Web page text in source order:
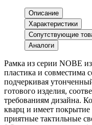
Описание
Характеристики
Сопутствующие
Аналоги
Рамка из серии NOBE
пластика и совместима
подчеркивая
готового изделия,
требованиям дизайна.
кварц и имеет
приятные тактильные